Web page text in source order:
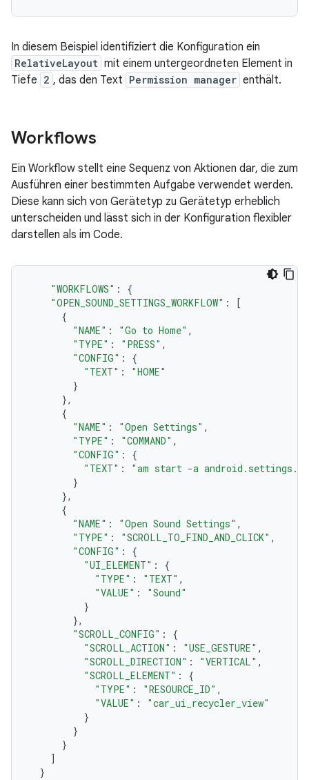
In diesem Beispiel identifiziert die Konfiguration ein
RelativeLayout mit einem untergeordneten Element in
Tiefe 2 , das den Text Permission manager enthält.
Workflows
Ein Workflow stellt eine Sequenz von Aktionen dar, die zum
Ausführen einer bestimmten Aufgabe verwendet werden.
Diese kann sich von Gerätetyp zu Gerätetyp erheblich
unterscheiden und lässt sich in der Konfiguration flexibler
darstellen als im Code.
"WORKFLOWS" :
{
"OPEN_SOUND_SETTINGS_WORKFLOW" :
[
{
"NAME" : "Go to Home" ,
"TYPE" : "PRESS" ,
"CONFIG" :
{
"TEXT" :
"HOME"
}
},
{
"NAME" : "Open Settings" ,
"TYPE" : "COMMAND" ,
"CONFIG" :
{
"TEXT" :
"am start -a
}
},
{
"NAME" : "Open Sound Settings" ,
"TYPE" : "SCROLL_TO_FIND_AND_CLICK" ,
"CONFIG" :
{
"UI_ELEMENT" :
{
"TYPE" : "TEXT" ,
"VALUE" :
"Sound"
}
},
"SCROLL_CONFIG" :
{
"SCROLL_ACTION" : "USE_GESTURE" ,
"SCROLL_DIRECTION" : "VERTICAL" ,
"SCROLL_ELEMENT" :
{
"TYPE" : "RESOURCE_ID" ,
"VALUE" :
"car_ui_recycler_view"
}
}
}
]
}